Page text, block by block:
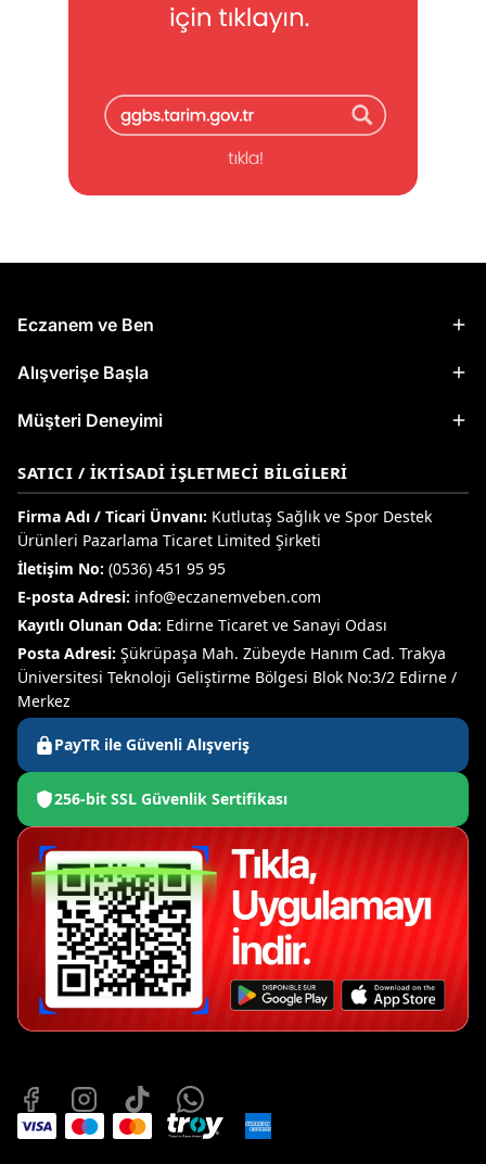
Eczanem ve Ben
Alışverişe Başla
Müşteri Deneyimi
SATICI / İKTISADI İŞLETMECI BILGILERI
Firma Adı / Ticari Ünvanı: Kutlutaş Sağlık ve Spor Destek
Ürünleri Pazarlama Ticaret Limited Şirketi
İletişim No: (0536) 451 95 95
E-posta Adresi: info@eczanemveben.com
Kayıtlı Olunan Oda: Edirne Ticaret ve Sanayi Odası
Posta Adresi: Şükrüpaşa Mah. Zübeyde Hanım Cad. Trakya
Üniversitesi Teknoloji Geliştirme Bölgesi Blok No:3/2 Edirne /
Merkez
PayTR ile Güvenli Alışveriş
256-bit SSL Güvenlik Sertifikası